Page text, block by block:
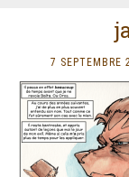
7 SEPTEMBRE